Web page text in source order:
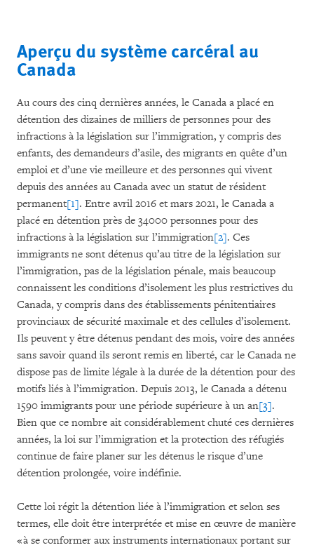
Aperçu du système carcéral au
Canada
Au cours des cinq dernières années, le Canada a placé en
détention des dizaines de milliers de personnes pour des
infractions à la législation sur l’immigration, y compris des
enfants, des demandeurs d’asile, des migrants en quête d’un
emploi et d’une vie meilleure et des personnes qui vivent
depuis des années au Canada avec un statut de résident
permanent[1]. Entre avril 2016 et mars 2021, le Canada a
placé en détention près de 34 000 personnes pour des
infractions à la législation sur l’immigration[2]. Ces
immigrants ne sont détenus qu’au titre de la législation sur
l’immigration, pas de la législation pénale, mais beaucoup
connaissent les conditions d’isolement les plus restrictives du
Canada, y compris dans des établissements pénitentiaires
provinciaux de sécurité maximale et des cellules d’isolement.
Ils peuvent y être détenus pendant des mois, voire des années
sans savoir quand ils seront remis en liberté, car le Canada ne
dispose pas de limite légale à la durée de la détention pour des
motifs liés à l’immigration. Depuis 2013, le Canada a détenu
1590 immigrants pour une période supérieure à un an[3].
Bien que ce nombre ait considérablement chuté ces dernières
années, la loi sur l’immigration et la protection des réfugiés
continue de faire planer sur les détenus le risque d’une
détention prolongée, voire indéfinie.
Cette loi régit la détention liée à l’immigration et selon ses
termes, elle doit être interprétée et mise en œuvre de manière
« à se conformer aux instruments internationaux portant sur